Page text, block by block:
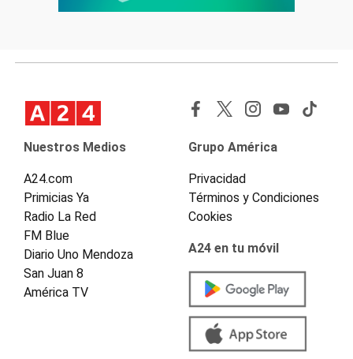
Nuestros Medios
A24.com
Primicias Ya
Radio La Red
FM Blue
Diario Uno Mendoza
San Juan 8
América TV
Grupo América
Privacidad
Términos y Condiciones
Cookies
A24 en tu móvil